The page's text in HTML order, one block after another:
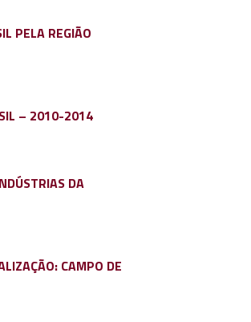
PELA REGIÃO
– 2010-2014
DA
CAMPO DE